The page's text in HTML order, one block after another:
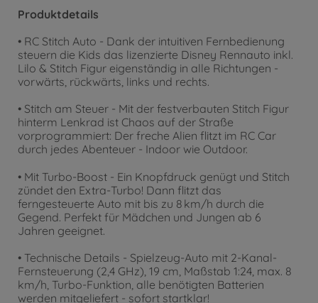
Produktdetails
• RC Stitch Auto - Dank der intuitiven Fernbedienung
steuern die Kids das lizenzierte Disney Rennauto inkl.
Lilo & Stitch Figur eigenständig in alle Richtungen -
vorwärts, rückwärts, links und rechts.
• Stitch am Steuer - Mit der festverbauten Stitch Figur
hinterm Lenkrad ist Chaos auf der Straße
vorprogrammiert: Der freche Alien flitzt im RC Car
durch jedes Abenteuer - Indoor wie Outdoor.
• Mit Turbo-Boost - Ein Knopfdruck genügt und Stitch
zündet den Extra-Turbo! Dann flitzt das
ferngesteuerte Auto mit bis zu 8 km/h durch die
Gegend. Perfekt für Mädchen und Jungen ab 6
Jahren geeignet.
• Technische Details - Spielzeug-Auto mit 2-Kanal-
Fernsteuerung (2,4 GHz), 19 cm, Maßstab 1:24, max. 8
km/h, Turbo-Funktion, alle benötigten Batterien
werden mitgeliefert - sofort startklar!